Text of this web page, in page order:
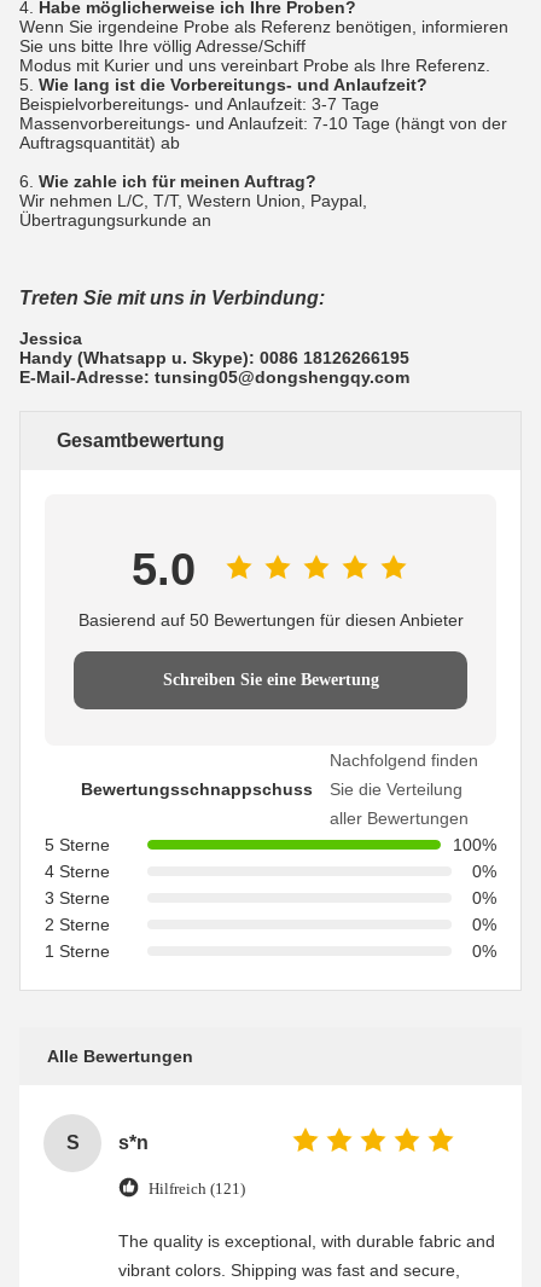
4. Habe möglicherweise ich Ihre Proben?
Wenn Sie irgendeine Probe als Referenz benötigen, informieren
Sie uns bitte Ihre völlig Adresse/Schiff
Modus mit Kurier und uns vereinbart Probe als Ihre Referenz.
5. Wie lang ist die Vorbereitungs- und Anlaufzeit?
Beispielvorbereitungs- und Anlaufzeit: 3-7 Tage
Massenvorbereitungs- und Anlaufzeit: 7-10 Tage (hängt von der
Auftragsquantität) ab
6. Wie zahle ich für meinen Auftrag?
Wir nehmen L/C, T/T, Western Union, Paypal,
Übertragungsurkunde an
Treten Sie mit uns in Verbindung:
Jessica
Handy (Whatsapp u. Skype): 0086 18126266195
E-Mail-Adresse: tunsing05@dongshengqy.com
Gesamtbewertung
5.0
Basierend auf 50 Bewertungen für diesen Anbieter
Schreiben Sie eine Bewertung
Bewertungsschnappschuss
Nachfolgend finden
Sie die Verteilung
aller Bewertungen
5 Sterne
100%
4 Sterne
0%
3 Sterne
0%
2 Sterne
0%
1 Sterne
0%
Alle Bewertungen
S s*n
Hilfreich (121)
The quality is exceptional, with durable fabric and
vibrant colors. Shipping was fast and secure,